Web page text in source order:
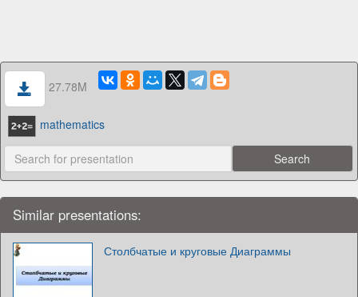
27.78M
mathematics
Similar presentations:
Столбчатые и круговые Диаграммы